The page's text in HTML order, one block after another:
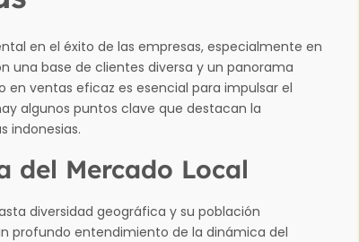
en el éxito de las empresas, especialmente en
una base de clientes diversa y un panorama
ventas eficaz es esencial para impulsar el
algunos puntos clave que destacan la
indonesias.
del Mercado Local
diversidad geográfica y su población
profundo entendimiento de la dinámica del